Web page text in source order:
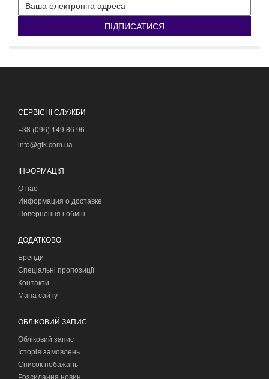
ПІДПИСАТИСЯ
СЕРВІСНІ СЛУЖБИ
+38 (096) 149 86 96
info@gtk.com.ua
ІНФОРМАЦІЯ
О нас
Информация о доставке
Повернення і обмін
ДОДАТКОВО
Бренди
Спеціальні пропозиції
Контакти
Мапа сайту
ОБЛІКОВИЙ ЗАПИС
Обліковий запис
Історія замовлень
Список побажань
Розсилання новин